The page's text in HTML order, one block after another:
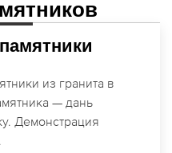
из гранита в
— дань
Демонстрация